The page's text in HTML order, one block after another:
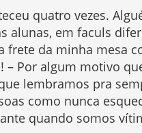
quatro vezes.
alunas, em faculs
frete da minha mesa
– Por algum motivo
lembramos pra
como nunca
quando somos